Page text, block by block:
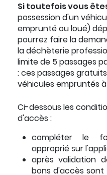
Si toutefois vous
possession d'un
emprunté ou loué)
pourrez faire la
la déchèterie
limite de 5 passages
: ces passages
véhicules empruntés
Ci-dessous les
d'accès :
compléter le
approprié sur
après validation
bons d'accès sont